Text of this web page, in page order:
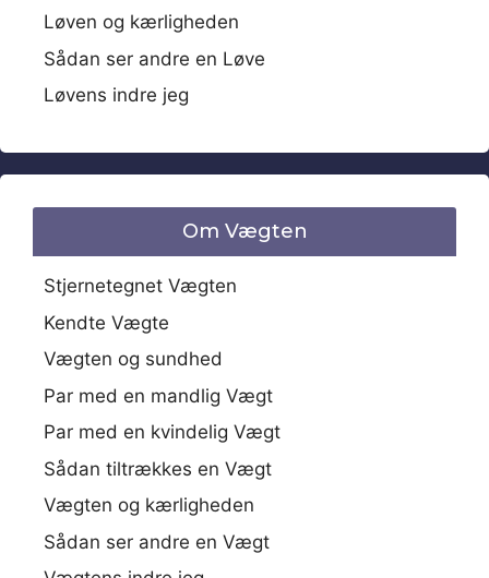
Løven og kærligheden
Sådan ser andre en Løve
Løvens indre jeg
Om Vægten
Stjernetegnet Vægten
Kendte Vægte
Vægten og sundhed
Par med en mandlig Vægt
Par med en kvindelig Vægt
Sådan tiltrækkes en Vægt
Vægten og kærligheden
Sådan ser andre en Vægt